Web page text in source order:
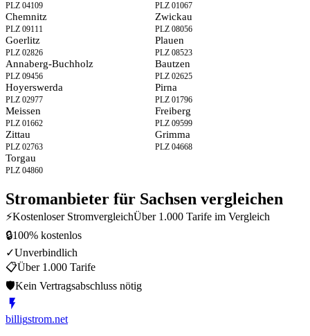
PLZ 04109 PLZ 01067
Chemnitz
PLZ 09111
Zwickau
PLZ 08056
Goerlitz
PLZ 02826
Plauen
PLZ 08523
Annaberg-Buchholz
PLZ 09456
Bautzen
PLZ 02625
Hoyerswerda
PLZ 02977
Pirna
PLZ 01796
Meissen
PLZ 01662
Freiberg
PLZ 09599
Zittau
PLZ 02763
Grimma
PLZ 04668
Torgau
PLZ 04860
Stromanbieter für Sachsen vergleichen
⚡Kostenloser StromvergleichÜber 1.000 Tarife im Vergleich
🔒100% kostenlos
✓Unverbindlich
📋Über 1.000 Tarife
🛡Kein Vertragsabschluss nötig
billigstrom.net